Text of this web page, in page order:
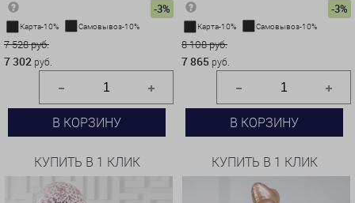
-3%
Карта-10% Самовывоз-10%
7 528 руб.
7 302 руб.
В КОРЗИНУ
КУПИТЬ В 1 КЛИК
-3%
Карта-10% Самовывоз-10%
8 108 руб.
7 865 руб.
В КОРЗИНУ
КУПИТЬ В 1 КЛИК